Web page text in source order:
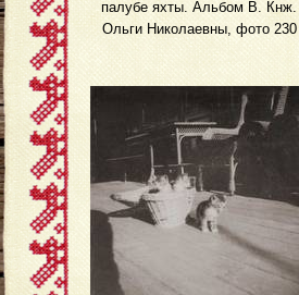
палубе яхты. Альбом В. Кнж.
Ольги Николаевны, фото 230